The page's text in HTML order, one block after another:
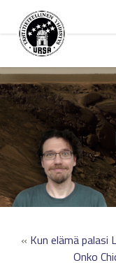
« Kun elämä palasi
Onko